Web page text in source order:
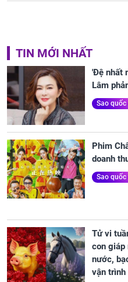
TIN MỚI NHẤT
'Đệ nhất
Lâm
Sao quốc
Phim
doanh
Sao quốc
Tử vi
con giáp
nước,
vận trình